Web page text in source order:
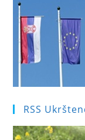
RSS